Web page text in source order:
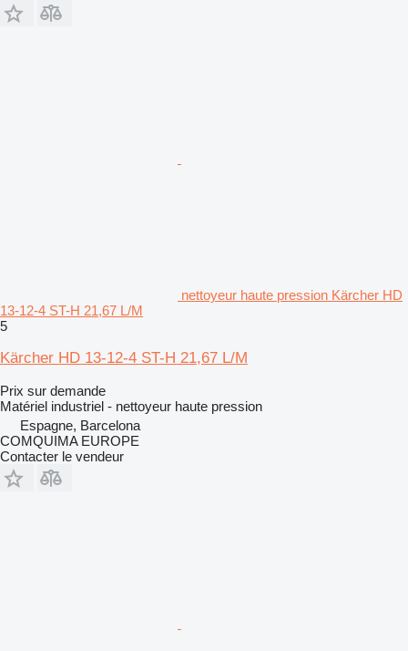
nettoyeur haute pression Kärcher HD
13-12-4 ST-H 21,67 L/M
5
Kärcher HD 13-12-4 ST-H 21,67 L/M
Prix sur demande
Matériel industriel - nettoyeur haute pression
Espagne, Barcelona
COMQUIMA EUROPE
Contacter le vendeur